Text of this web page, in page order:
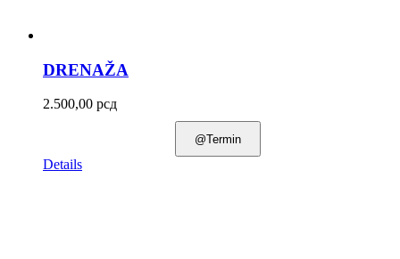
DRENAŽA
2.500,00 рсд
@Termin
Details